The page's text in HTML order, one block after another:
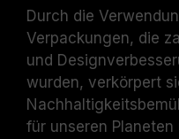
Durch die
Verpackungen, die
und
wurden, verkörpert
für unseren Planeten